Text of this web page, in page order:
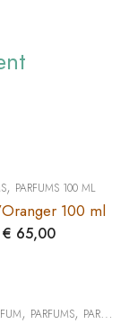
, PARFUMS 100 ML
100 ml
€ 65,00
, PARFUMS, PARFUMS 100 ML